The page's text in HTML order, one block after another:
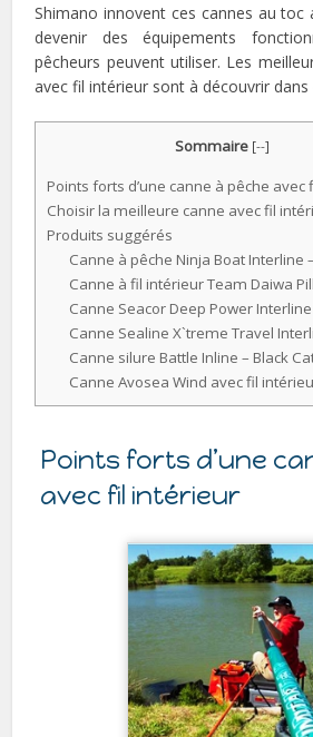
Shimano innovent ces cannes au toc
devenir des équipements
pêcheurs peuvent utiliser. Les
avec fil intérieur sont à découvrir dans
Sommaire [--]
Points forts d’une canne à pêche
Choisir la meilleure canne avec fil
Produits suggérés
Canne à pêche Ninja Boat Interline
Canne à fil intérieur Team Daiwa
Canne Seacor Deep Power
Canne Sealine X`treme Travel
Canne silure Battle Inline – Black
Canne Avosea Wind avec fil
Points forts d’une
avec fil intérieur